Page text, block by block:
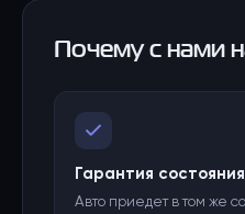
Почему с нами
Гарантия состояния
Авто приедет в том же